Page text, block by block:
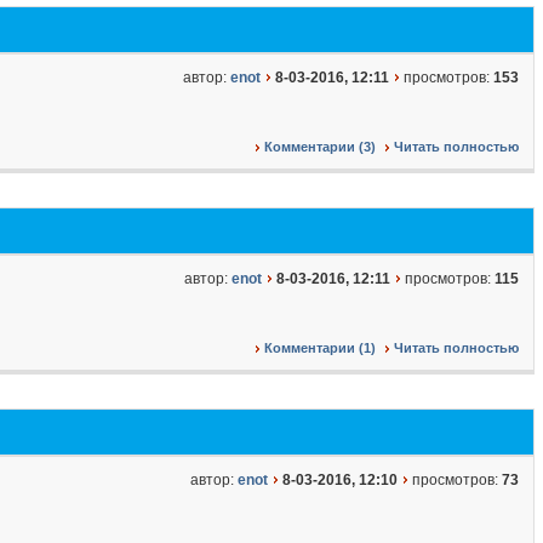
автор: enot 8-03-2016, 12:11 просмотров: 153
Комментарии (3) Читать полностью
автор: enot 8-03-2016, 12:11 просмотров: 115
Комментарии (1) Читать полностью
автор: enot 8-03-2016, 12:10 просмотров: 73